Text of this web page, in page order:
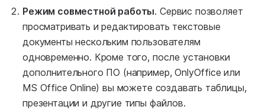
Режим совместной работы. Сервис позволяет
просматривать и редактировать текстовые
документы нескольким пользователям
одновременно. Кроме того, после установки
дополнительного ПО (например, OnlyOffice или
MS Office Online) вы можете создавать таблицы,
презентации и другие типы файлов.